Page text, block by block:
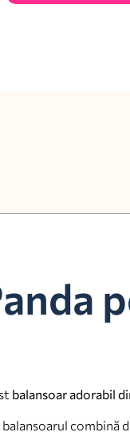
balansoar adorabil